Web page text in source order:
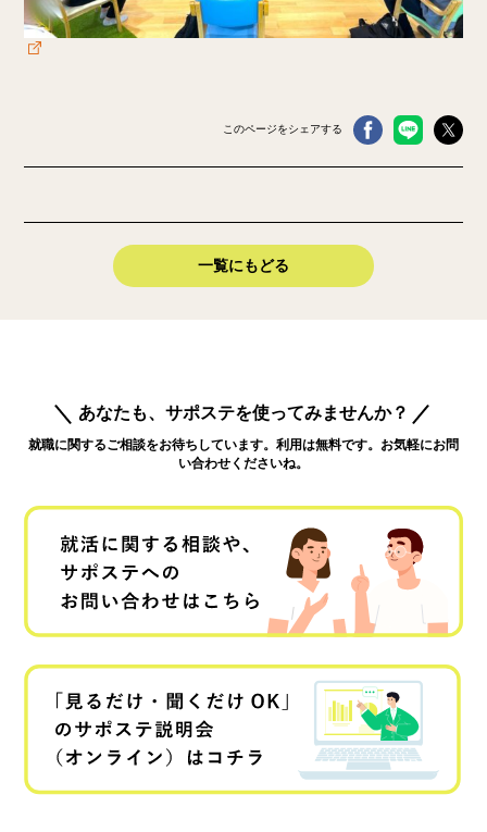
このページをシェアする
一覧にもどる
あなたも、サポステを使ってみませんか？
就職に関するご相談をお待ちしています。利用は無料です。お気軽にお問
い合わせくださいね。